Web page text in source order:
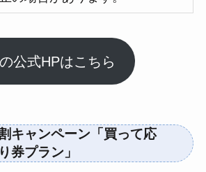
公式HPはこちら
キャンペーン「買って応
券プラン」